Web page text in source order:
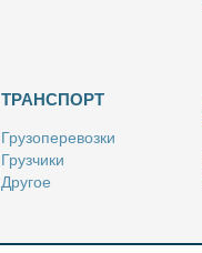
ТРАНСПОРТ
Гру­зо­пе­ре­воз­ки
Груз­чи­ки
Дру­гое
Так­си